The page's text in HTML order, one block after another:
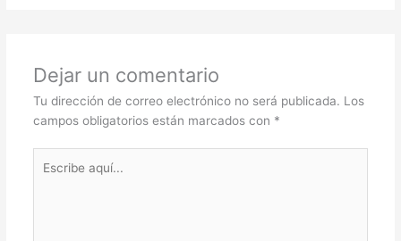
Dejar un comentario
Tu dirección de correo electrónico no será publicada. Los
campos obligatorios están marcados con *
aquí...